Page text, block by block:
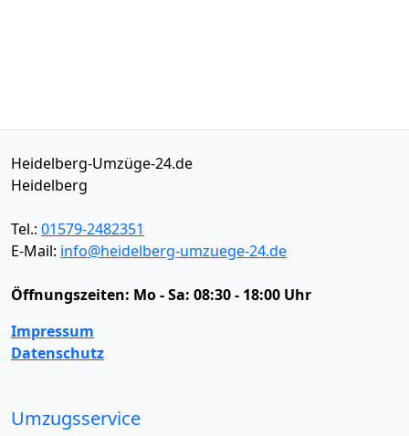
Heidelberg-Umzüge-24.de
Heidelberg
Tel.: 01579-2482351
E-Mail: info@heidelberg-umzuege-24.de
Öffnungszeiten: Mo - Sa: 08:30 - 18:00 Uhr
Impressum
Datenschutz
Umzugsservice